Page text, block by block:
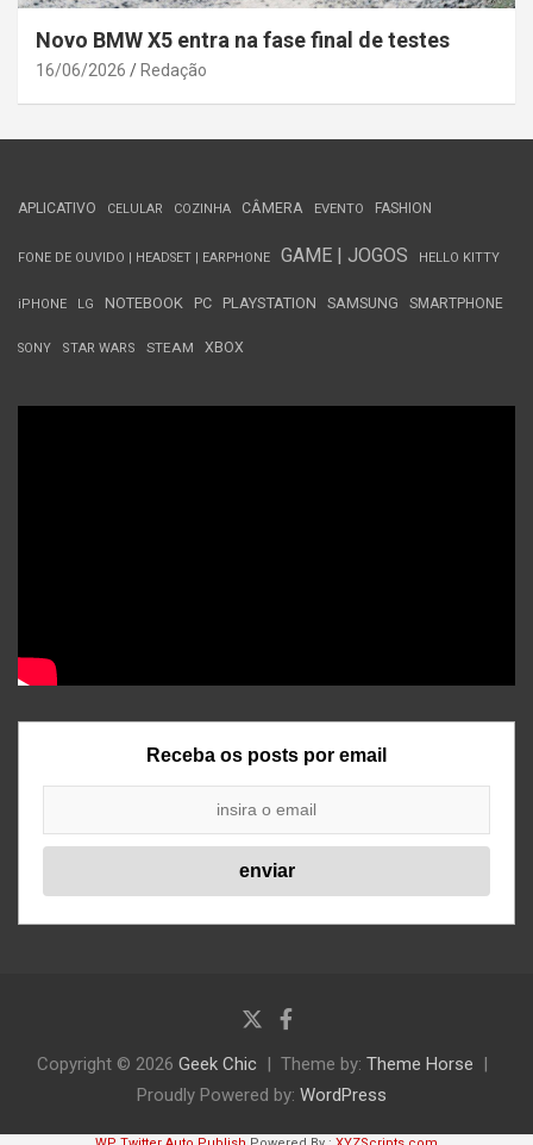
Novo BMW X5 entra na fase final de testes
16/06/2026 Redação
APLICATIVO CELULAR COZINHA CÂMERA EVENTO FASHION
FONE DE OUVIDO | HEADSET | EARPHONE GAME | JOGOS HELLO KITTY
iPHONE LG NOTEBOOK PC PLAYSTATION SAMSUNG SMARTPHONE
SONY STAR WARS STEAM XBOX
Receba os posts por email
Copyright © 2026 Geek Chic Theme by: Theme Horse
Proudly Powered by: WordPress